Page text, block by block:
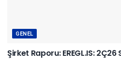
GENEL
Şirket Raporu: EREGL.IS: 2Ç26